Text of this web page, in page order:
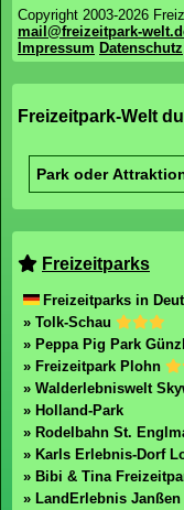
Copyright 2003-2026
mail@freizeitpark-
Impressum Datenschutz
Freizeitpark-Welt
Freizeitparks
Freizeitparks in
» Tolk-Schau
» Peppa Pig Park
» Freizeitpark Plohn
» Walderlebniswelt
» Holland-Park
» Rodelbahn St.
» Karls Erlebnis-Dorf
» Bibi & Tina
» LandErlebnis Janßen